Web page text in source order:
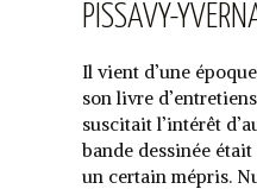
PISSAVY-
Il vient d’une
son livre
suscitait l’intérêt
bande dessinée
un certain mépris.